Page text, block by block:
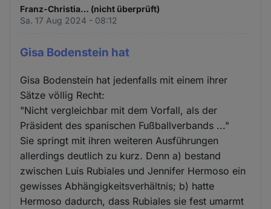
Franz-Christia… (nicht überprüft)
Sa. 17 Aug 2024 - 08:12
Gisa Bodenstein hat
Gisa Bodenstein hat jedenfalls mit einem ihrer
Sätze völlig Recht:
"Nicht vergleichbar mit dem Vorfall, als der
Präsident des spanischen Fußballverbands ..."
Sie springt mit ihren weiteren Ausführungen
allerdings deutlich zu kurz. Denn a) bestand
zwischen Luis Rubiales und Jennifer Hermoso ein
gewisses Abhängigkeitsverhältnis; b) hatte
Hermoso dadurch, dass Rubiales sie fest umarmt